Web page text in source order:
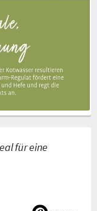
für eine